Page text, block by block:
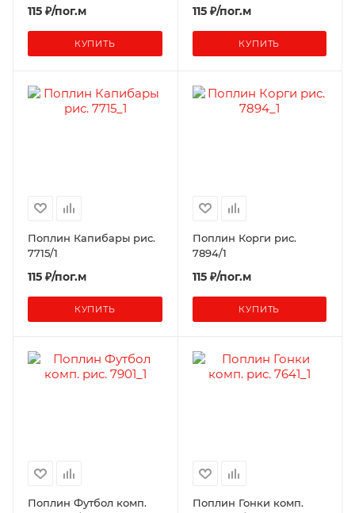
115 ₽/пог.м
КУПИТЬ
115 ₽/пог.м
КУПИТЬ
Поплин Капибары рис.
7715/1
115 ₽/пог.м
КУПИТЬ
Поплин Корги рис.
7894/1
115 ₽/пог.м
КУПИТЬ
Поплин Футбол комп.
Поплин Гонки комп.